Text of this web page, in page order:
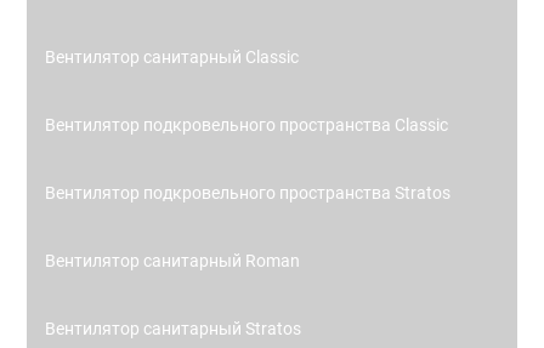
Вентилятор санитарный Classic
Вентилятор подкровельного пространства Classic
Вентилятор подкровельного пространства Stratos
Вентилятор санитарный Roman
Вентилятор санитарный Stratos